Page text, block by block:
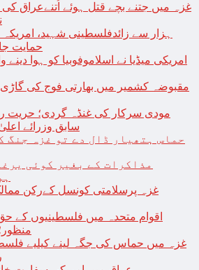
حمایت
امریکی میڈیا نے اسلاموفوبیا کو ہوا
مقبوضہ کشمیر میں بھارتی فوج کی
مودی سرکار کی غنڈہ گردی؛ حریت
سابق وزرائے
حماس ہتھیار ڈال دے تو غزہ جنگ
مذاکرات کے بغیر کوئی
غزہ پرسلامتی کونسل کےرکن
غزہ میں حماس کی جگہ لینے کیلیے